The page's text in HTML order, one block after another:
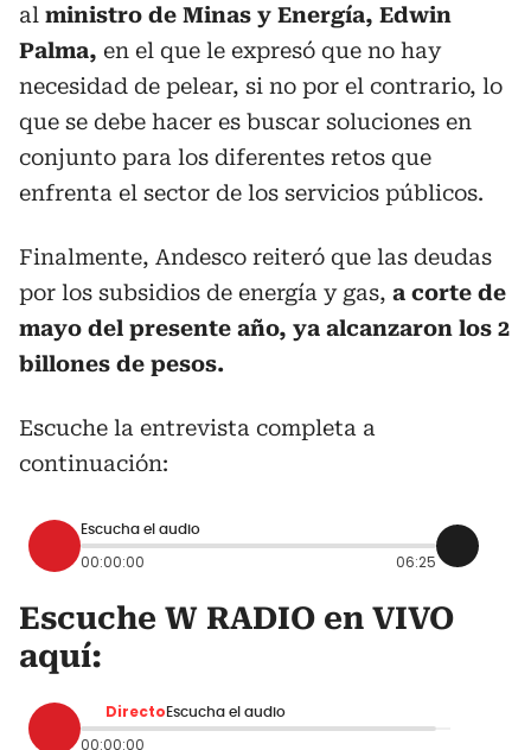
al ministro de Minas y Energía, Edwin
Palma, en el que le expresó que no hay
necesidad de pelear, si no por el contrario, lo
que se debe hacer es buscar soluciones en
conjunto para los diferentes retos que
enfrenta el sector de los servicios públicos.
Finalmente, Andesco reiteró que las deudas
por los subsidios de energía y gas, a corte de
mayo del presente año, ya alcanzaron los 2
billones de pesos.
Escuche la entrevista completa a
continuación:
Escucha el audio
00:00:00 06:25
Escuche W RADIO en VIVO
aquí:
Directo Escucha el audio
00:00:00